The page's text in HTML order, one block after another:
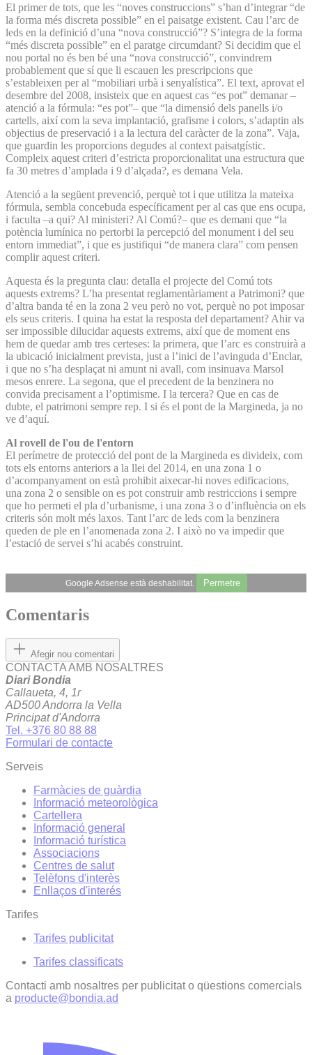
El primer de tots, que les “noves construccions” s’han d’integrar “de
la forma més discreta possible” en el paisatge existent. Cau l’arc de
leds en la definició d’una “nova construcció”? S’integra de la forma
“més discreta possible” en el paratge circumdant? Si decidim que el
nou portal no és ben bé una “nova construcció”, convindrem
probablement que sí que li escauen les prescripcions que
s’estableixen per al “mobiliari urbà i senyalística”. El text, aprovat el
desembre del 2008, insisteix que en aquest cas “es pot” demanar –
atenció a la fórmula: “es pot”– que “la dimensió dels panells i/o
cartells, així com la seva implantació, grafisme i colors, s’adaptin als
objectius de preservació i a la lectura del caràcter de la zona”. Vaja,
que guardin les proporcions degudes al context paisatgístic.
Compleix aquest criteri d’estricta proporcionalitat una estructura que
fa 30 metres d’amplada i 9 d’alçada?, es demana Vela.
Atenció a la següent prevenció, perquè tot i que utilitza la mateixa
fórmula, sembla concebuda específicament per al cas que ens ocupa,
i faculta –a qui? Al ministeri? Al Comú?– que es demani que “la
potència lumínica no pertorbi la percepció del monument i del seu
entorn immediat”, i que es justifiqui “de manera clara” com pensen
complir aquest criteri.
Aquesta és la pregunta clau: detalla el projecte del Comú tots
aquests extrems? L’ha presentat reglamentàriament a Patrimoni? que
d’altra banda té en la zona 2 veu però no vot, perquè no pot imposar
els seus criteris. I quina ha estat la resposta del departament? Ahir va
ser impossible dilucidar aquests extrems, així que de moment ens
hem de quedar amb tres certeses: la primera, que l’arc es construirà a
la ubicació inicialment prevista, just a l’inici de l’avinguda d’Enclar,
i que no s’ha desplaçat ni amunt ni avall, com insinuava Marsol
mesos enrere. La segona, que el precedent de la benzinera no
convida precisament a l’optimisme. I la tercera? Que en cas de
dubte, el patrimoni sempre rep. I si és el pont de la Margineda, ja no
ve d’aquí.
Al rovell de l'ou de l'entorn
El perímetre de protecció del pont de la Margineda es divideix, com
tots els entorns anteriors a la llei del 2014, en una zona 1 o
d’acompanyament on està prohibit aixecar-hi noves edificacions,
una zona 2 o sensible on es pot construir amb restriccions i sempre
que ho permeti el pla d’urbanisme, i una zona 3 o d’influència on els
criteris són molt més laxos. Tant l’arc de leds com la benzinera
queden de ple en l’anomenada zona 2. I això no va impedir que
l’estació de servei s’hi acabés construint.
Google Adsense està deshabilitat. Permetre
Comentaris
Afegir nou comentari
CONTACTA AMB NOSALTRES
Diari Bondia
Callaueta, 4, 1r
AD500 Andorra la Vella
Principat d'Andorra
Tel. +376 80 88 88
Formulari de contacte
Serveis
Farmàcies de guàrdia
Informació meteorològica
Cartellera
Informació general
Informació turística
Associacions
Centres de salut
Telèfons d'interès
Enllaços d'interés
Tarifes
Tarifes publicitat
Tarifes classificats
Contacti amb nosaltres per publicitat o qüestions comercials
a producte@bondia.ad